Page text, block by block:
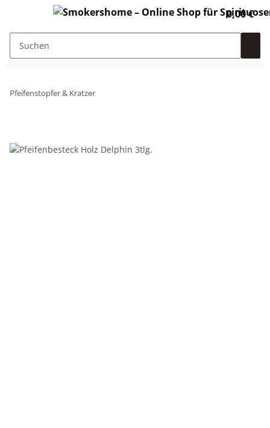
0,00 €
Pfeifenstopfer & Kratzer